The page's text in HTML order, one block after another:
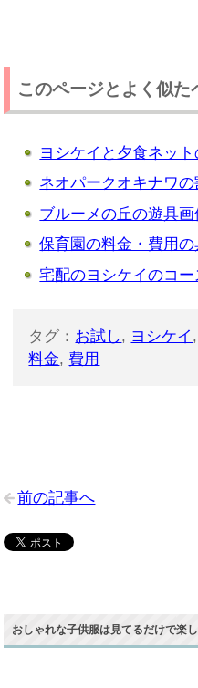
このページとよく似た
ヨシケイと夕食ネッ
ネオパークオキナワ
ブルーメの丘の遊具
保育園の料金・費用
宅配のヨシケイのコ
タグ： お試し, ヨシケイ
料金, 費用
前の記事へ
おしゃれな子供服は見てるだけで楽